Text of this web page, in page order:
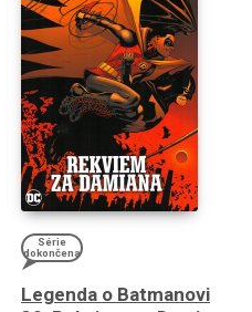
Série
dokončena
Legenda o Batmanovi